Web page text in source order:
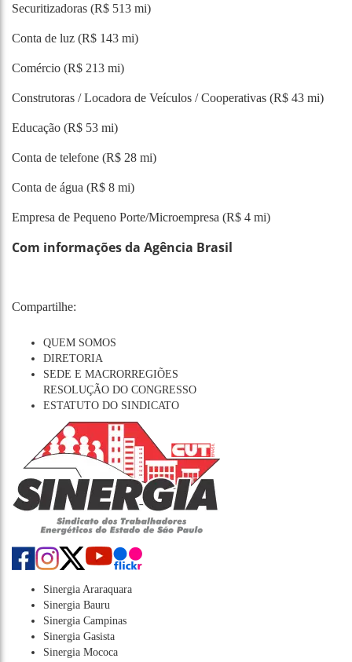
Securitizadoras (R$ 513 mi)
Conta de luz (R$ 143 mi)
Comércio (R$ 213 mi)
Construtoras / Locadora de Veículos / Cooperativas (R$ 43 mi)
Educação (R$ 53 mi)
Conta de telefone (R$ 28 mi)
Conta de água (R$ 8 mi)
Empresa de Pequeno Porte/Microempresa (R$ 4 mi)
Com informações da Agência Brasil
Compartilhe:
QUEM SOMOS
DIRETORIA
SEDE E MACRORREGIÕES
RESOLUÇÃO DO CONGRESSO
ESTATUTO DO SINDICATO
Sinergia Araraquara
Sinergia Bauru
Sinergia Campinas
Sinergia Gasista
Sinergia Mococa